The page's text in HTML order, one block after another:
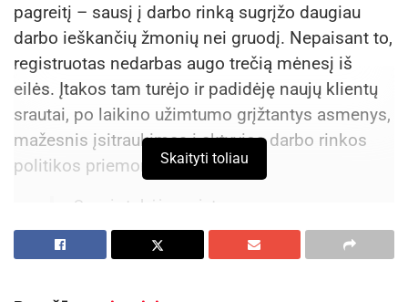
pagreitį – sausį į darbo rinką sugrįžo daugiau
darbo ieškančių žmonių nei gruodį. Nepaisant to,
registruotas nedarbas augo trečią mėnesį iš
eilės. Įtakos tam turėjo ir padidėję naujų klientų
srautai, po laikino užimtumo grįžtantys asmenys,
mažesnis įsitraukimas į aktyvios darbo rinkos
politikos priemones.
„Sausį stebėjome intensyvesnę
situaciją – darbdaviai įregistravo
daugiau laisvų darbo vietų, o darbo
Skaityti toliau